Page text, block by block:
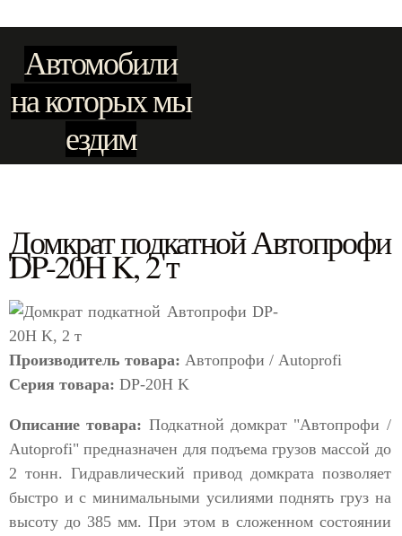
Автомобили
на которых мы
ездим
Домкрат подкатной Автопрофи
DP-20H K, 2 т
Производитель товара: Автопрофи / Autoprofi
Серия товара: DP-20H K
Описание товара: Подкатной домкрат "Автопрофи /
Autoprofi" предназначен для подъема грузов массой до
2 тонн. Гидравлический привод домкрата позволяет
быстро и с минимальными усилиями поднять груз на
высоту до 385 мм. При этом в сложенном состоянии